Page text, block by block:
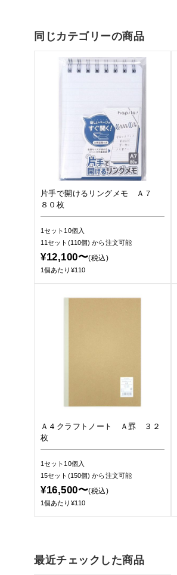
同じカテゴリーの商品
片手で開けるリングメモ Ａ７
８０枚
1セット10個入
11セット(110個)から注文可能
¥12,100〜(税込)
1個あたり¥110
Ａ４クラフトノート Ａ罫 ３２
枚
1セット10個入
15セット(150個)から注文可能
¥16,500〜(税込)
1個あたり¥110
最近チェックした商品